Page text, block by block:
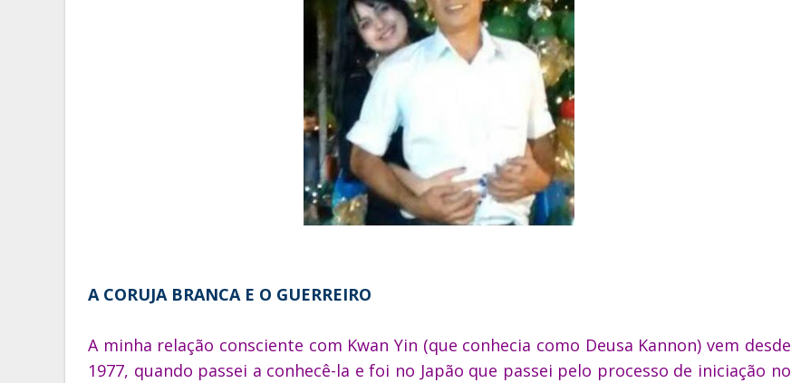
A CORUJA BRANCA E O GUERREIRO
A minha relação consciente com Kwan Yin (que conhecia como Deusa Kannon) vem desde
1977, quando passei a conhecê-la e foi no Japão que passei pelo processo de iniciação no